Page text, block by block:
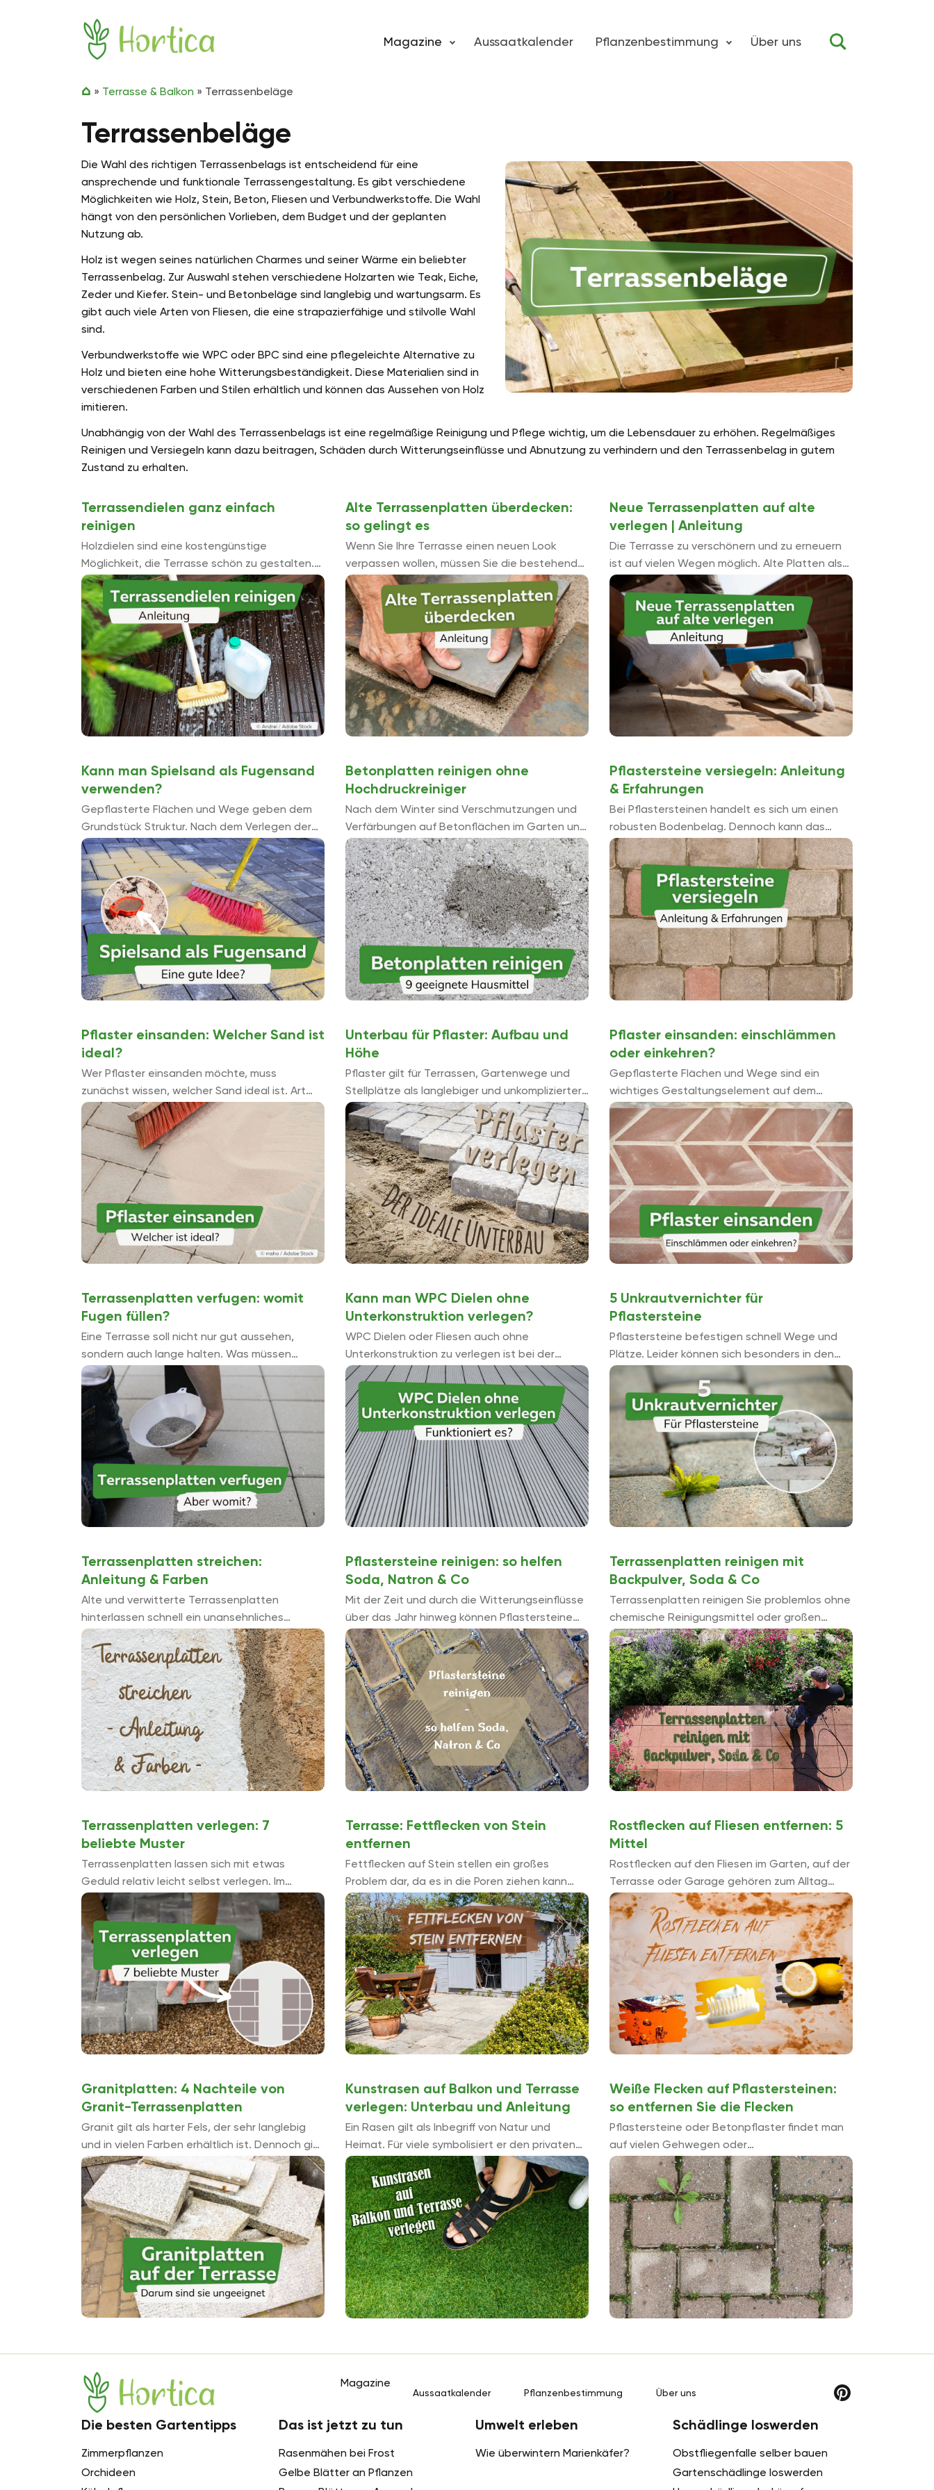
Magazine Aussaatkalender Pflanzenbestimmung Über uns
» Terrasse & Balkon » Terrassenbeläge
Terrassenbeläge
Die Wahl des richtigen Terrassenbelags ist entscheidend für eine
ansprechende und funktionale Terrassengestaltung. Es gibt verschiedene
Möglichkeiten wie Holz, Stein, Beton, Fliesen und Verbundwerkstoffe. Die Wahl
hängt von den persönlichen Vorlieben, dem Budget und der geplanten
Nutzung ab.
Holz ist wegen seines natürlichen Charmes und seiner Wärme ein beliebter
Terrassenbelag. Zur Auswahl stehen verschiedene Holzarten wie Teak, Eiche,
Zeder und Kiefer. Stein- und Betonbeläge sind langlebig und wartungsarm. Es
gibt auch viele Arten von Fliesen, die eine strapazierfähige und stilvolle Wahl
sind.
Verbundwerkstoffe wie WPC oder BPC sind eine pflegeleichte Alternative zu
Holz und bieten eine hohe Witterungsbeständigkeit. Diese Materialien sind in
verschiedenen Farben und Stilen erhältlich und können das Aussehen von Holz
imitieren.
Unabhängig von der Wahl des Terrassenbelags ist eine regelmäßige Reinigung und Pflege wichtig, um die Lebensdauer zu erhöhen. Regelmäßiges
Reinigen und Versiegeln kann dazu beitragen, Schäden durch Witterungseinflüsse und Abnutzung zu verhindern und den Terrassenbelag in gutem
Zustand zu erhalten.
Terrassendielen ganz einfach
reinigen
Holzdielen sind eine kostengünstige
Möglichkeit, die Terrasse schön zu gestalten.
Die Dielen sind im Vergleich zu anderen
Materialien pflegeintensiver. Sie sollten
Terrassendielen daher mindestens ein Mal pro
...
Alte Terrassenplatten überdecken:
so gelingt es
Wenn Sie Ihre Terrasse einen neuen Look
verpassen wollen, müssen Sie die bestehende
nicht entfernen. Es gibt Möglichkeiten, alte
Terrassenplatten effektiv und ansprechend zu
überdecken und als Basis ...
Neue Terrassenplatten auf alte
verlegen | Anleitung
Die Terrasse zu verschönern und zu erneuern
ist auf vielen Wegen möglich. Alte Platten als
Basis und Fundament zum verlegen von neuen
Terrassenplatten zu nutzen, bietet
überzeugende Vorteile. ...
Kann man Spielsand als Fugensand
verwenden?
Gepflasterte Flächen und Wege geben dem
Grundstück Struktur. Nach dem Verlegen der
Pflastersteine wird Sand eingefegt oder
eingeschlämmt. Kann man alternativ den
preisgünstigeren Spielsand als Fugensand ...
Betonplatten reinigen ohne
Hochdruckreiniger
Nach dem Winter sind Verschmutzungen und
Verfärbungen auf Betonflächen im Garten und
auf der Terrasse keine Seltenheit. Zum
Reinigen von Betonplatten gibt es
verschiedene Möglichkeiten, wobei der ...
Pflastersteine versiegeln: Anleitung
& Erfahrungen
Bei Pflastersteinen handelt es sich um einen
robusten Bodenbelag. Dennoch kann das
Versiegeln der Flächen Schäden vorbeugen
und den Aufwand für die Pflege reduzieren.
Pflaster einsanden: Welcher Sand ist
ideal?
Wer Pflaster einsanden möchte, muss
zunächst wissen, welcher Sand ideal ist. Art
des Sandes und Körnung spielen dabei ebenso
eine Rolle wie die Breite der Fugen und ...
Unterbau für Pflaster: Aufbau und
Höhe
Pflaster gilt für Terrassen, Gartenwege und
Stellplätze als langlebiger und unkomplizierter
Baustoff. Mit dem richtigen Unterbau bleiben
Ebenheit und Höhenlage des Pflasters
langfristig erhalten. Unsere Anleitung zeigt, ...
Pflaster einsanden: einschlämmen
oder einkehren?
Gepflasterte Flächen und Wege sind ein
wichtiges Gestaltungselement auf dem
Grundstück. Pflastersteine verlegen ist
einfacher als gedacht. Doch wenn es ans
Einsanden von Pflaster stellt sich die Frage, ...
Terrassenplatten verfugen: womit
Fugen füllen?
Eine Terrasse soll nicht nur gut aussehen,
sondern auch lange halten. Was müssen
Selbermacher beachten, die ihre
Terrassenplatten verfugen wollen? Welche
Fugenmaterialien gibt es? Welche
Fugenmasse passt zu welchem ...
Kann man WPC Dielen ohne
Unterkonstruktion verlegen?
WPC Dielen oder Fliesen auch ohne
Unterkonstruktion zu verlegen ist bei der
Beachtung einiger Besonderheiten
vergleichsweise einfach möglich. Allerdings ist
es nicht in jedem Fall angeraten.
5 Unkrautvernichter für
Pflastersteine
Pflastersteine befestigen schnell Wege und
Plätze. Leider können sich besonders in den
Fugen Unkräuter ansiedeln. Wie diese wieder
verschwinden und welche Unkrautvernichter
für Pflastersteine erlaubt oder ...
Terrassenplatten streichen:
Anleitung & Farben
Alte und verwitterte Terrassenplatten
hinterlassen schnell ein unansehnliches
Erscheinungsbild, welches durch das
einheitliche Grau noch verstärkt wirkt. Als
Lösung für dieses Problem bietet sich das
Anstreichen der ...
Pflastersteine reinigen: so helfen
Soda, Natron & Co
Mit der Zeit und durch die Witterungseinflüsse
über das Jahr hinweg können Pflastersteine
ihren Glanz verlieren und es kommt zu
unschönen Verfärbungen. Dann hilft eine
Reinigung. ...
Terrassenplatten reinigen mit
Backpulver, Soda & Co
Terrassenplatten reinigen Sie problemlos ohne
chemische Reinigungsmittel oder großen
Aufwand, wenn Sie die passenden Hausmittel
zur Hand haben. Sie erhalten das für die
Platten verwendete Material und sorgen ...
Terrassenplatten verlegen: 7
beliebte Muster
Terrassenplatten lassen sich mit etwas
Geduld relativ leicht selbst verlegen. Im
Wesentlichen gibt es dafür drei Methoden. Für
welche man sich dabei entscheidet, hängt
nicht zuletzt von ...
Terrasse: Fettflecken von Stein
entfernen
Fettflecken auf Stein stellen ein großes
Problem dar, da es in die Poren ziehen kann
und ist danach nur schwer zu entfernen.
Passende Methoden und Hausmittel stellen wir
Ihnen ...
Rostflecken auf Fliesen entfernen: 5
Mittel
Rostflecken auf den Fliesen im Garten, auf der
Terrasse oder Garage gehören zum Alltag
vieler Menschen. Glücklicherweise gibt es
zahlreiche Methoden und Hausmittel gegen
die deutlich zu erkennenden ...
Granitplatten: 4 Nachteile von
Granit-Terrassenplatten
Granit gilt als harter Fels, der sehr langlebig
und in vielen Farben erhältlich ist. Dennoch gibt
es neben den vielen Vorteilen, die dieser Stein
bereit hält auch einige ...
Kunstrasen auf Balkon und Terrasse
verlegen: Unterbau und Anleitung
Ein Rasen gilt als Inbegriff von Natur und
Heimat. Für viele symbolisiert er den privaten
Freibereich schlechthin. Wer keinen echten
Rasen aufbauen kann, für den ist Kunstrasen
eine ...
Weiße Flecken auf Pflastersteinen:
so entfernen Sie die Flecken
Pflastersteine oder Betonpflaster findet man
auf vielen Gehwegen oder
Garageneinfahrten. Oft sieht man sie im
schlichten Grau, aber es gibt sie auch in vielen
anderen Farben. Unabhängig von der ...
Hortica
Magazine
Aussaatkalender Pflanzenbestimmung Über uns
Die besten Gartentipps
Zimmerpflanzen
Orchideen
Das ist jetzt zu tun
Rasenmähen bei Frost
Gelbe Blätter an Pflanzen
Umwelt erleben
Wie überwintern Marienkäfer?
Schädlinge loswerden
Obstfliegenfalle selber bauen
Gartenschädlinge loswerden